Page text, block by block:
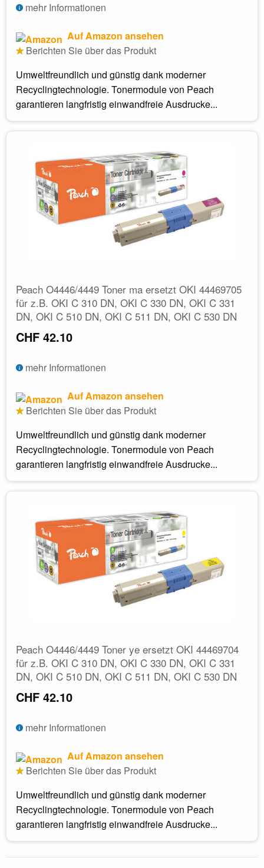
mehr Informationen
Auf Amazon ansehen
Berichten Sie über das Produkt
Umweltfreundlich und günstig dank moderner
Recyclingtechnologie. Tonermodule von Peach
garantieren langfristig einwandfreie Ausdrucke...
Peach O4446/4449 Toner ma ersetzt OKI 44469705
für z.B. OKI C 310 DN, OKI C 330 DN, OKI C 331
DN, OKI C 510 DN, OKI C 511 DN, OKI C 530 DN
CHF 42.10
mehr Informationen
Auf Amazon ansehen
Berichten Sie über das Produkt
Umweltfreundlich und günstig dank moderner
Recyclingtechnologie. Tonermodule von Peach
garantieren langfristig einwandfreie Ausdrucke...
Peach O4446/4449 Toner ye ersetzt OKI 44469704
für z.B. OKI C 310 DN, OKI C 330 DN, OKI C 331
DN, OKI C 510 DN, OKI C 511 DN, OKI C 530 DN
CHF 42.10
mehr Informationen
Auf Amazon ansehen
Berichten Sie über das Produkt
Umweltfreundlich und günstig dank moderner
Recyclingtechnologie. Tonermodule von Peach
garantieren langfristig einwandfreie Ausdrucke...